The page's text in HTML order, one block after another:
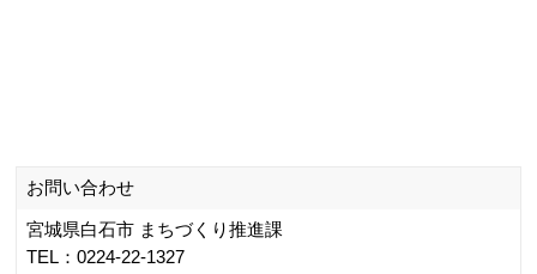
お問い合わせ
宮城県白石市 まちづくり推進課
TEL：0224-22-1327